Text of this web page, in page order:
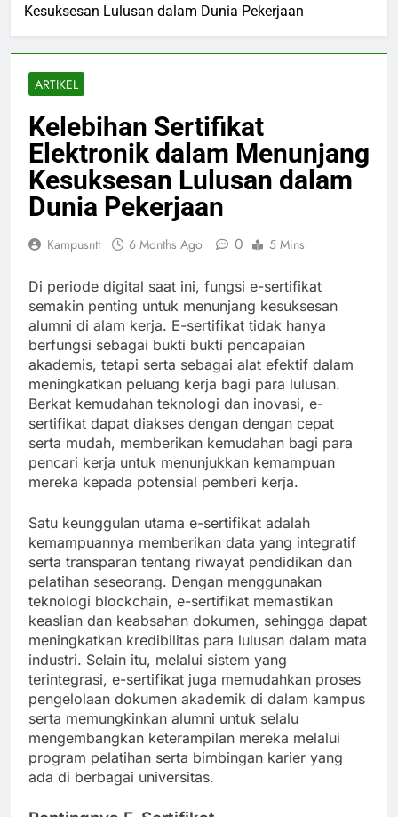
Kesuksesan Lulusan dalam Dunia Pekerjaan
ARTIKEL
Kelebihan Sertifikat
Elektronik dalam Menunjang
Kesuksesan Lulusan dalam
Dunia Pekerjaan
Kampusntt 6 Months Ago 0 5 Mins
Di periode digital saat ini, fungsi e-sertifikat
semakin penting untuk menunjang kesuksesan
alumni di alam kerja. E-sertifikat tidak hanya
berfungsi sebagai bukti bukti pencapaian
akademis, tetapi serta sebagai alat efektif dalam
meningkatkan peluang kerja bagi para lulusan.
Berkat kemudahan teknologi dan inovasi, e-
sertifikat dapat diakses dengan dengan cepat
serta mudah, memberikan kemudahan bagi para
pencari kerja untuk menunjukkan kemampuan
mereka kepada potensial pemberi kerja.
Satu keunggulan utama e-sertifikat adalah
kemampuannya memberikan data yang integratif
serta transparan tentang riwayat pendidikan dan
pelatihan seseorang. Dengan menggunakan
teknologi blockchain, e-sertifikat memastikan
keaslian dan keabsahan dokumen, sehingga dapat
meningkatkan kredibilitas para lulusan dalam mata
industri. Selain itu, melalui sistem yang
terintegrasi, e-sertifikat juga memudahkan proses
pengelolaan dokumen akademik di dalam kampus
serta memungkinkan alumni untuk selalu
mengembangkan keterampilan mereka melalui
program pelatihan serta bimbingan karier yang
ada di berbagai universitas.